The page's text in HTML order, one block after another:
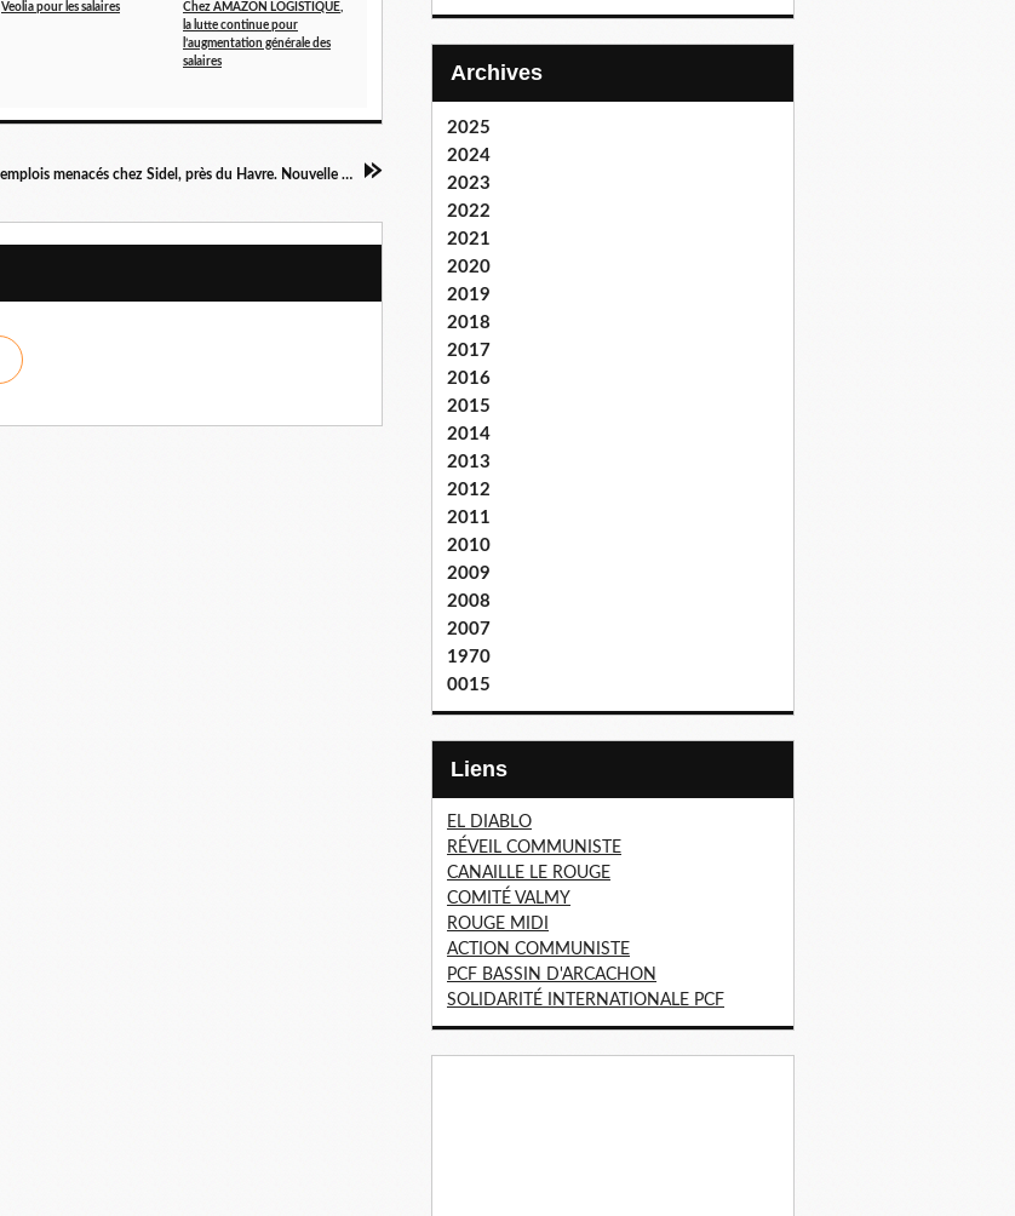
Veolia pour les salaires
Chez AMAZON LOGISTIQUE,
la lutte continue pour
l’augmentation générale des
salaires
Gonfreville-l'Orcher 289 emplois menacés chez Sidel, près du Havre. Nouvelle opération de boycott au supermarché et grève jeudi 8 octobre !
Archives
2025
2024
2023
2022
2021
2020
2019
2018
2017
2016
2015
2014
2013
2012
2011
2010
2009
2008
2007
1970
0015
Liens
EL DIABLO
RÉVEIL COMMUNISTE
CANAILLE LE ROUGE
COMITÉ VALMY
ROUGE MIDI
ACTION COMMUNISTE
PCF BASSIN D'ARCACHON
SOLIDARITÉ INTERNATIONALE PCF